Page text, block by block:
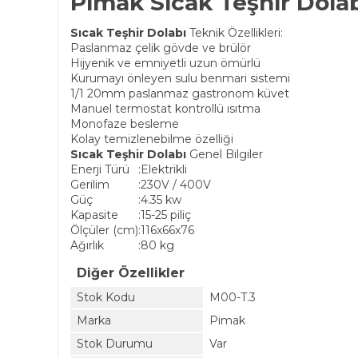
Sıcak Teşhir Dolabı Teknik Özellikleri:
Paslanmaz çelik gövde ve brülör
Hijyenik ve emniyetli uzun ömürlü
Kurumayı önleyen sulu benmari sistemi
1/1 20mm paslanmaz gastronom küvet
Manuel termostat kontrollü ısıtma
Monofaze besleme
Kolay temizlenebilme özelliği
Sıcak Teşhir Dolabı Genel Bilgiler
Enerji Türü
:Elektrikli
Gerilim
:230V / 400V
Güç
:4.35 kw
Kapasite
:15-25 piliç
Ölçüler (cm):116x66x76
Ağırlık
:80 kg
Diğer Özellikler
Stok Kodu
M00-T.3
Marka
Pimak
Stok Durumu
Var